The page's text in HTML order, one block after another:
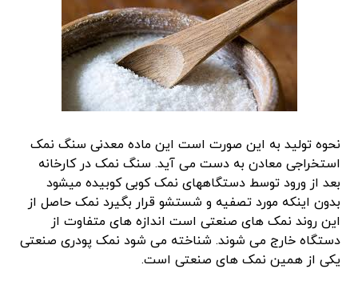
نحوه تولید به این صورت است این ماده معدنی سنگ نمک
استخراجی معادن به دست می آید. سنگ نمک در کارخانه
بعد از ورود توسط دستگاههای نمک کوبی کوبیده میشود
بدون اینکه مورد تصفیه و شستشو قرار بگیرد نمک حاصل از
این روند نمک های صنعتی است اندازه های متفاوت از
دستگاه خارج می شوند. شناخته می شود نمک پودری صنعتی
یکی از همین نمک های صنعتی است.